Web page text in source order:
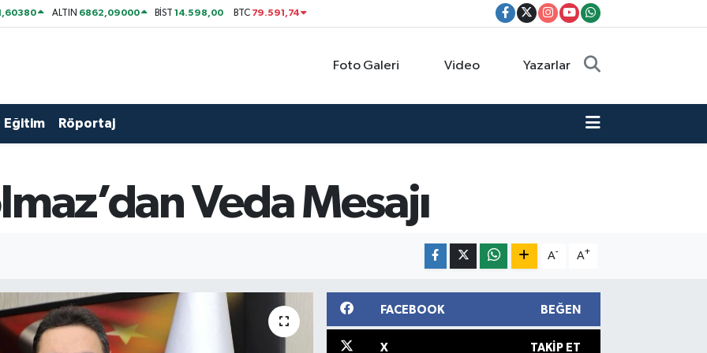
ALTIN 6862,09000 BİST14.598,00 BTC 79.591,74
Foto Galeri Video Yazarlar
Eğitim Röportaj
Veda Mesajı
A- A+
FACEBOOK BEĞEN
X TAKIP ET